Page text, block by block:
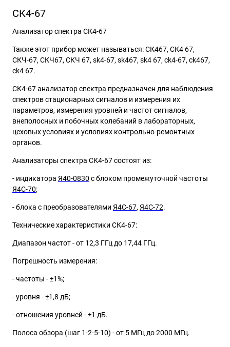
СК4-67
Анализатор спектра СК4-67
Также этот прибор может называться: СК467, СК4 67,
СКЧ-67, СКЧ67, СКЧ 67, sk4-67, sk467, sk4 67, ck4-67, ck467,
ck4 67.
СК4-67 анализатор спектра предназначен для наблюдения
спектров стационарных сигналов и измерения их
параметров, измерения уровней и частот сигналов,
внеполосных и побочных колебаний в лабораторных,
цеховых условиях и условиях контрольно-ремонтных
органов.
Анализаторы спектра СК4-67 состоят из:
- индикатора Я40-0830 с блоком промежуточной частоты
Я4С-70;
- блока с преобразователями Я4С-67,Я4С-72.
Технические характеристики СК4-67:
Диапазон частот - от 12,3 ГГц до 17,44 ГГц.
Погрешность измерения:
- частоты - ±1%;
- уровня - ±1,8 дБ;
- отношения уровней - ±1 дБ.
Полоса обзора (шаг 1-2-5-10) - от 5 МГц до 2000 МГц.